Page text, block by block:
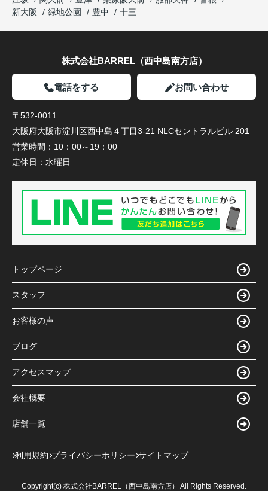
新大阪
緑地公園 豊中 十三
株式会社BARREL（西中島南方店）
電話をする お問い合わせ
〒532-0011
大阪府大阪市淀川区西中島４丁目3-21 NLCセントラルビル 201
営業時間： 10：00～19：00
定休日： 水曜日
トップページ
スタッフ
お客様の声
ブログ
アクセスマップ
会社概要
店舗一覧
利用規約 プライバシーポリシー サイトマップ
Copyright(c) 株式会社BARREL（西中島南方店） All Rights Reserved.